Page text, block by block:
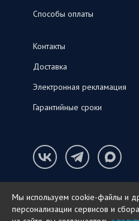
Способы оплаты
Контакты
Доставка
Электронная рекламация
Гарантийные сроки
© ООО «СНК‑С», 2026
Мы используем cookie-файлы и
персонализации сервисов и сбора